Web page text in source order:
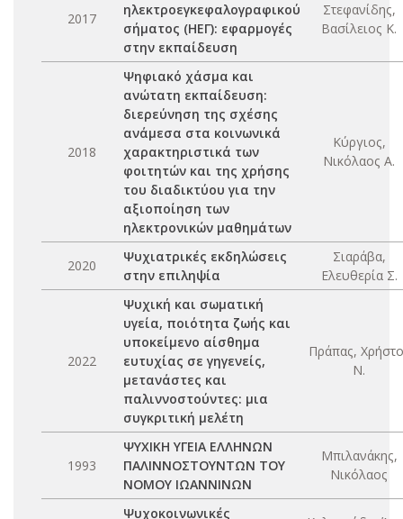
2017
ηλεκτροεγκεφαλογραφικού
σήματος (ΗΕΓ): εφαρμογές
στην εκπαίδευση
Στεφανίδης,
Βασίλειος Κ.
2018
Ψηφιακό χάσμα και
ανώτατη εκπαίδευση:
διερεύνηση της σχέσης
ανάμεσα στα κοινωνικά
χαρακτηριστικά των
φοιτητών και της χρήσης
του διαδικτύου για την
αξιοποίηση των
ηλεκτρονικών μαθημάτων
Κύργιος,
Νικόλαος Α.
2020
Ψυχιατρικές εκδηλώσεις
στην επιληψία
Σιαράβα,
Ελευθερία Σ.
2022
Ψυχική και σωματική
υγεία, ποιότητα ζωής και
υποκείμενο αίσθημα
ευτυχίας σε γηγενείς,
μετανάστες και
παλιννοστούντες: μια
συγκριτική μελέτη
Πράπας,
Ν.
1993
ΨΥΧΙΚΗ ΥΓΕΙΑ ΕΛΛΗΝΩΝ
ΠΑΛΙΝΝΟΣΤΟΥΝΤΩΝ ΤΟΥ
ΝΟΜΟΥ ΙΩΑΝΝΙΝΩΝ
Μπιλανάκης,
Νικόλαος
Ψυχοκοινωνικές